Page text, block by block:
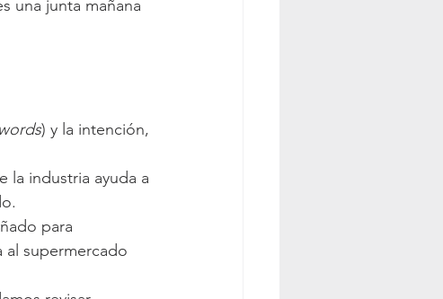
una junta mañana
) y la intención,
la industria ayuda a
para
supermercado